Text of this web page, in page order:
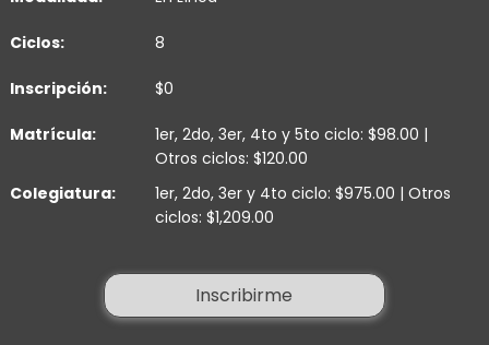
Ciclos: 8
Inscripción: $0
Matrícula:
1er, 2do, 3er, 4to y 5to ciclo: $98.00 |
Otros ciclos: $120.00
Colegiatura:
1er, 2do, 3er y 4to ciclo: $975.00 | Otros
ciclos: $1,209.00
Inscribirme